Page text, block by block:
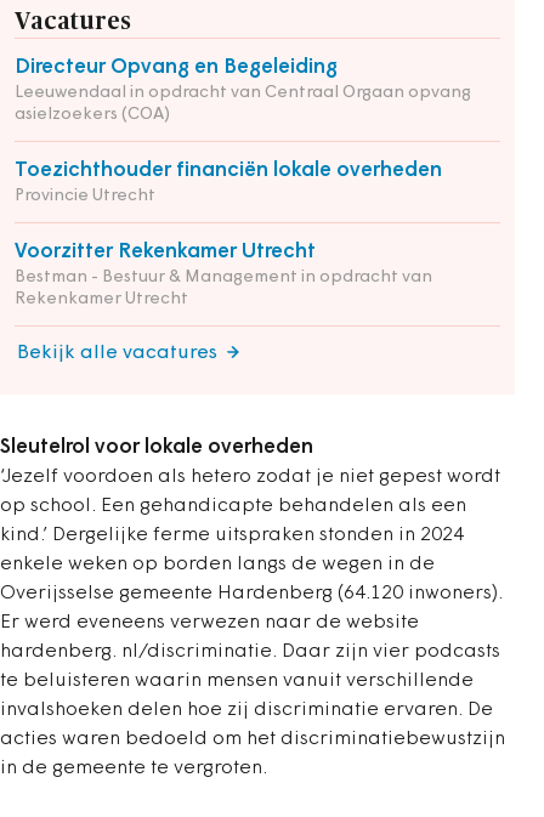
Vacatures
Directeur Opvang en Begeleiding
Leeuwendaal in opdracht van Centraal Orgaan opvang
asielzoekers (COA)
Toezichthouder financiën lokale overheden
Provincie Utrecht
Voorzitter Rekenkamer Utrecht
Bestman - Bestuur & Management in opdracht van
Rekenkamer Utrecht
Bekijk alle vacatures
Sleutelrol voor lokale overheden
‘Jezelf voordoen als hetero zodat je niet gepest wordt
op school. Een gehandicapte behandelen als een
kind.’ Dergelijke ferme uitspraken stonden in 2024
enkele weken op borden langs de wegen in de
Overijsselse gemeente Hardenberg (64.120 inwoners).
Er werd eveneens verwezen naar de website
hardenberg. nl/discriminatie. Daar zijn vier podcasts
te beluisteren waarin mensen vanuit verschillende
invalshoeken delen hoe zij discriminatie ervaren. De
acties waren bedoeld om het discriminatiebewustzijn
in de gemeente te vergroten.